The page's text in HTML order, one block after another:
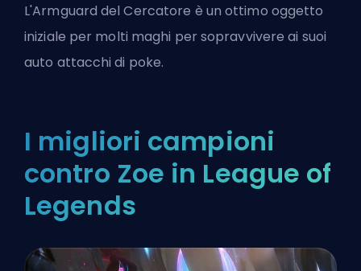
L'Armguard del Cercatore è un ottimo oggetto
iniziale per molti maghi per sopravvivere ai suoi
auto attacchi di poke.
I migliori campioni
contro Zoe in League of
Legends